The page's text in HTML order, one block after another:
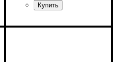
Ширина: 280 см